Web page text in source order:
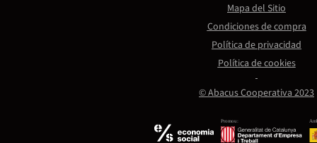
Promou:
© Abacus Cooperativa 2023
Mapa del Sitio
Condiciones de compra
Política de privacidad
Política de cookies